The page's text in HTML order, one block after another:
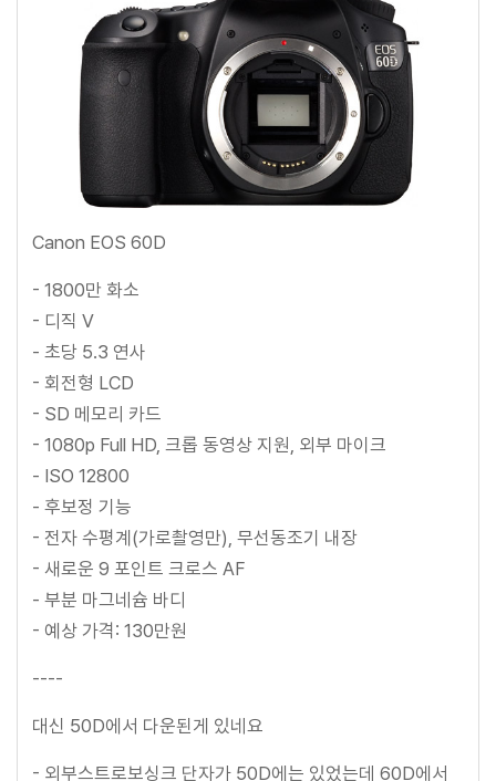
Canon EOS 60D
- 1800만 화소
- 디직 V
- 초당 5.3 연사
- 회전형 LCD
- SD 메모리 카드
- 1080p Full HD, 크롭 동영상 지원, 외부 마이크
- ISO 12800
- 후보정 기능
- 전자 수평계(가로촬영만), 무선동조기 내장
- 새로운 9 포인트 크로스 AF
- 부분 마그네슘 바디
- 예상 가격: 130만원
----
대신 50D에서 다운된게 있네요
- 외부스트로보싱크 단자가 50D에는 있었는데 60D에서